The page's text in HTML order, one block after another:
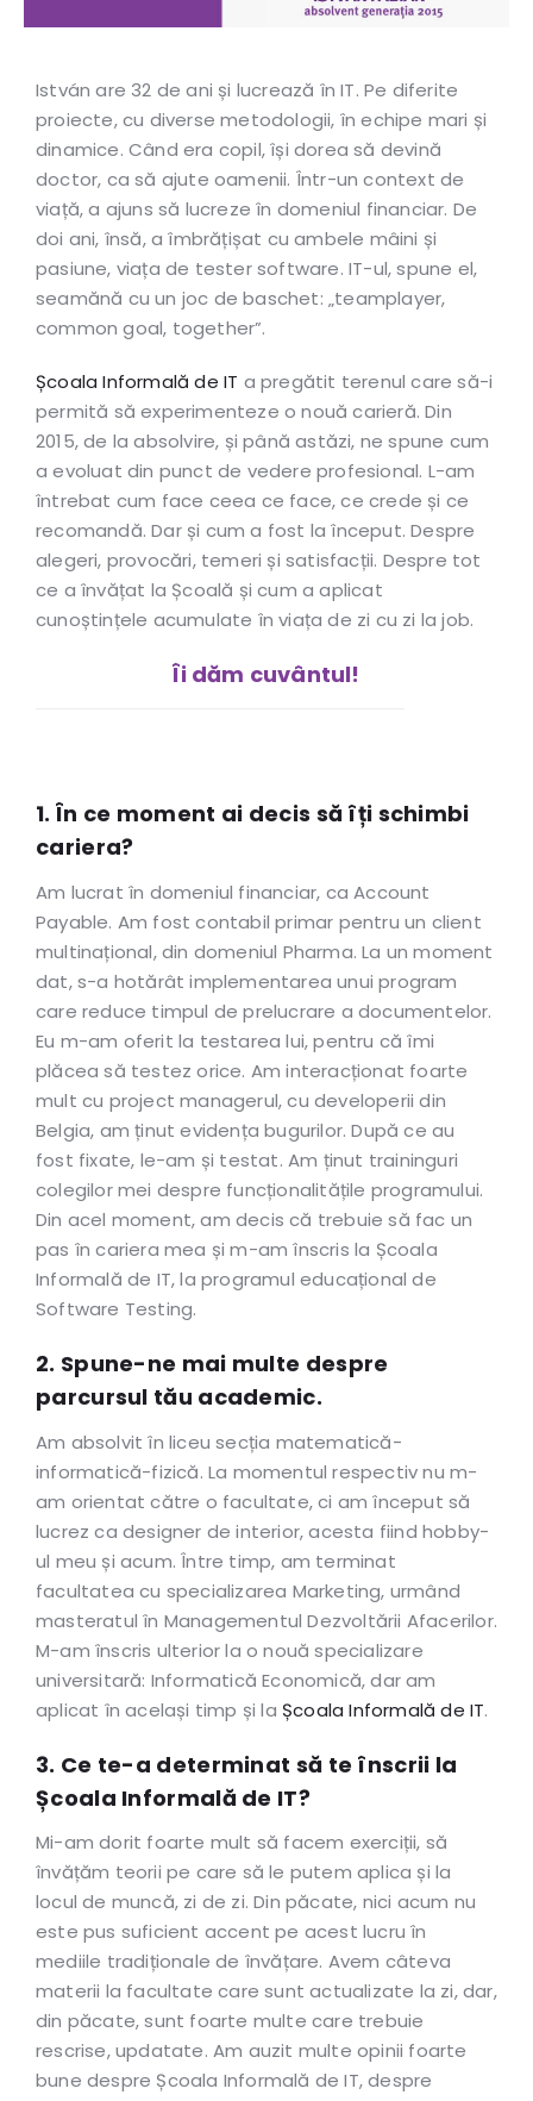
István are 32 de ani și lucrează în IT. Pe diferite
proiecte, cu diverse metodologii, în echipe mari și
dinamice. Când era copil, își dorea să devină
doctor, ca să ajute oamenii. Într-un context de
viață, a ajuns să lucreze în domeniul financiar. De
doi ani, însă, a îmbrățișat cu ambele mâini și
pasiune, viața de tester software. IT-ul, spune el,
seamănă cu un joc de baschet: „teamplayer,
common goal, together”.
Școala Informală de IT a pregătit terenul care să-i
permită să experimenteze o nouă carieră. Din
2015, de la absolvire, și până astăzi, ne spune cum
a evoluat din punct de vedere profesional. L-am
întrebat cum face ceea ce face, ce crede și ce
recomandă. Dar și cum a fost la început. Despre
alegeri, provocări, temeri și satisfacții. Despre tot
ce a învățat la Școală și cum a aplicat
cunoștințele acumulate în viața de zi cu zi la job.
Îi dăm cuvântul!
1. În ce moment ai decis să îți schimbi
cariera?
Am lucrat în domeniul financiar, ca Account
Payable. Am fost contabil primar pentru un client
multinațional, din domeniul Pharma. La un moment
dat, s-a hotărât implementarea unui program
care reduce timpul de prelucrare a documentelor.
Eu m-am oferit la testarea lui, pentru că îmi
plăcea să testez orice. Am interacționat foarte
mult cu project managerul, cu developerii din
Belgia, am ținut evidența bugurilor. După ce au
fost fixate, le-am și testat. Am ținut traininguri
colegilor mei despre funcționalitățile programului.
Din acel moment, am decis că trebuie să fac un
pas în cariera mea și m-am înscris la Școala
Informală de IT, la programul educațional de
Software Testing.
2. Spune-ne mai multe despre
parcursul tău academic.
Am absolvit în liceu secția matematică-
informatică-fizică. La momentul respectiv nu m-
am orientat către o facultate, ci am început să
lucrez ca designer de interior, acesta fiind hobby-
ul meu și acum. Între timp, am terminat
facultatea cu specializarea Marketing, urmând
masteratul în Managementul Dezvoltării Afacerilor.
M-am înscris ulterior la o nouă specializare
universitară: Informatică Economică, dar am
aplicat în același timp și la Școala Informală de IT.
3. Ce te-a determinat să te înscrii la
Școala Informală de IT?
Mi-am dorit foarte mult să facem exerciții, să
învățăm teorii pe care să le putem aplica și la
locul de muncă, zi de zi. Din păcate, nici acum nu
este pus suficient accent pe acest lucru în
mediile tradiționale de învățare. Avem câteva
materii la facultate care sunt actualizate la zi, dar,
din păcate, sunt foarte multe care trebuie
rescrise, updatate. Am auzit multe opinii foarte
bune despre Școala Informală de IT, despre